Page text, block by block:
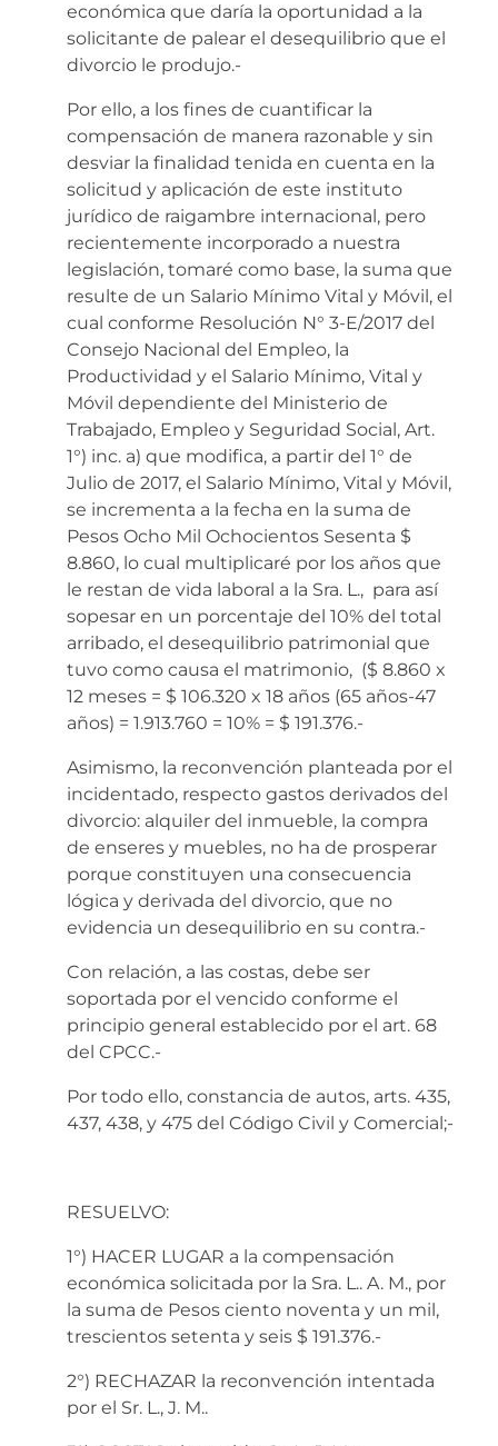
económica que daría la oportunidad a la
solicitante de palear el desequilibrio que el
divorcio le produjo.-
Por ello, a los fines de cuantificar la
compensación de manera razonable y sin
desviar la finalidad tenida en cuenta en la
solicitud y aplicación de este instituto
jurídico de raigambre internacional, pero
recientemente incorporado a nuestra
legislación, tomaré como base, la suma que
resulte de un Salario Mínimo Vital y Móvil, el
cual conforme Resolución N° 3-E/2017 del
Consejo Nacional del Empleo, la
Productividad y el Salario Mínimo, Vital y
Móvil dependiente del Ministerio de
Trabajado, Empleo y Seguridad Social, Art.
1°) inc. a) que modifica, a partir del 1° de
Julio de 2017, el Salario Mínimo, Vital y Móvil,
se incrementa a la fecha en la suma de
Pesos Ocho Mil Ochocientos Sesenta $
8.860, lo cual multiplicaré por los años que
le restan de vida laboral a la Sra. L., para así
sopesar en un porcentaje del 10% del total
arribado, el desequilibrio patrimonial que
tuvo como causa el matrimonio, ($ 8.860 x
12 meses = $ 106.320 x 18 años (65 años-47
años) = 1.913.760 = 10% = $ 191.376.-
Asimismo, la reconvención planteada por el
incidentado, respecto gastos derivados del
divorcio: alquiler del inmueble, la compra
de enseres y muebles, no ha de prosperar
porque constituyen una consecuencia
lógica y derivada del divorcio, que no
evidencia un desequilibrio en su contra.-
Con relación, a las costas, debe ser
soportada por el vencido conforme el
principio general establecido por el art. 68
del CPCC.-
Por todo ello, constancia de autos, arts. 435,
437, 438, y 475 del Código Civil y Comercial;-
RESUELVO:
1°) HACER LUGAR a la compensación
económica solicitada por la Sra. L.. A. M., por
la suma de Pesos ciento noventa y un mil,
trescientos setenta y seis $ 191.376.-
2°) RECHAZAR la reconvención intentada
por el Sr. L., J. M..